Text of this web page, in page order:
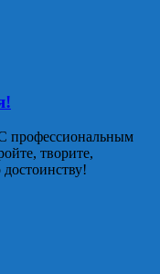
профессиональным
творите,